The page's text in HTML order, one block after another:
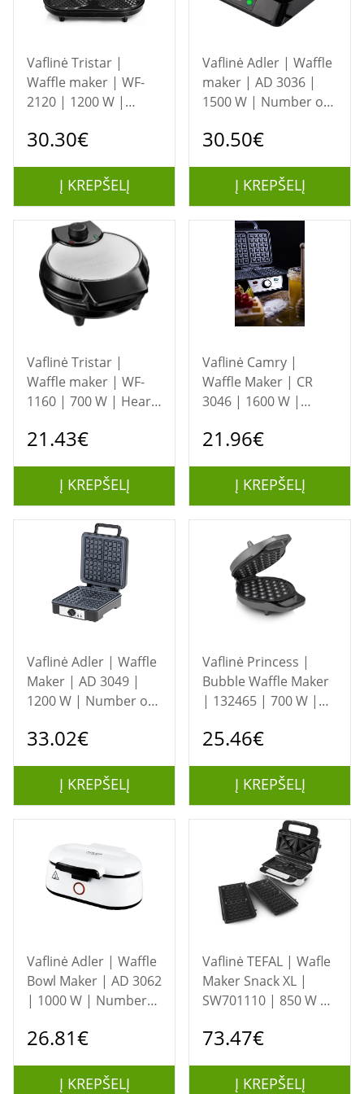
Vaflinė Tristar |
Waffle maker | WF-
2120 | 1200 W |
| Heart shaped |
30.30€
Į KREPŠELĮ
Vaflinė Adler | Waffle
maker | AD 3036 |
1500 W | Number of
Black
30.50€
Į KREPŠELĮ
Vaflinė Tristar |
Waffle maker | WF-
1160 | 700 W | Heart
21.43€
Į KREPŠELĮ
Vaflinė Camry |
Waffle Maker | CR
3046 | 1600 W |
Belgium |
21.96€
Į KREPŠELĮ
Vaflinė Adler | Waffle
Maker | AD 3049 |
1200 W | Number of
Black
33.02€
Į KREPŠELĮ
Vaflinė Princess |
Bubble Waffle Maker
| 132465 | 700 W |
Belgian waffle | Black
25.46€
Į KREPŠELĮ
Vaflinė Adler | Waffle
Bowl Maker | AD 3062
| 1000 W | Number
White
26.81€
Į KREPŠELĮ
Vaflinė TEFAL | Wafle
Maker Snack XL |
SW701110 | 850 W |
Belgium | White/Grey
73.47€
Į KREPŠELĮ